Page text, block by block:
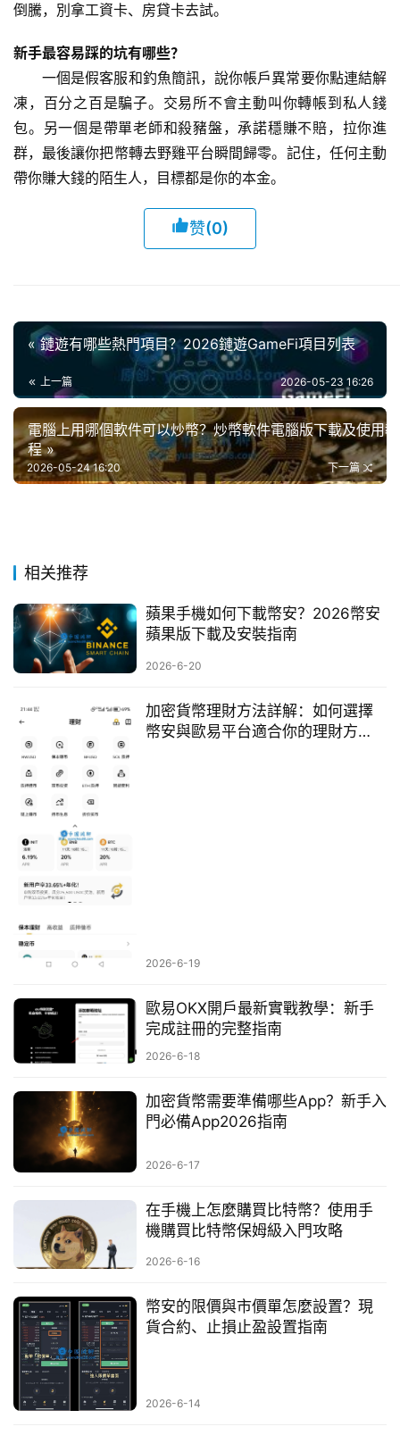
倒騰，別拿工資卡、房貸卡去試。
新手最容易踩的坑有哪些？
一個是假客服和釣魚簡訊，說你帳戶異常要你點連結解
凍，百分之百是騙子。交易所不會主動叫你轉帳到私人錢
包。另一個是帶單老師和殺豬盤，承諾穩賺不賠，拉你進
群，最後讓你把幣轉去野雞平台瞬間歸零。記住，任何主動
帶你賺大錢的陌生人，目標都是你的本金。
赞(0)
« 鏈遊有哪些熱門項目？2026鏈遊GameFi項目列表
上一篇 2026-05-23 16:26
電腦上用哪個軟件可以炒幣？炒幣軟件電腦版下載及使用教
程 »
下一篇
2026-05-24 16:20
相关推荐
蘋果手機如何下載幣安？2026幣安
蘋果版下載及安裝指南
2026-6-20
加密貨幣理財方法詳解：如何選擇
幣安與歐易平台適合你的理財方
2026-6-19
歐易OKX開戶最新實戰教學：新手
完成註冊的完整指南
2026-6-18
加密貨幣需要準備哪些App？新手入
門必備App2026指南
2026-6-17
在手機上怎麼購買比特幣？使用手
機購買比特幣保姆級入門攻略
2026-6-16
幣安的限價與市價單怎麼設置？現
貨合約、止損止盈設置指南
2026-6-14